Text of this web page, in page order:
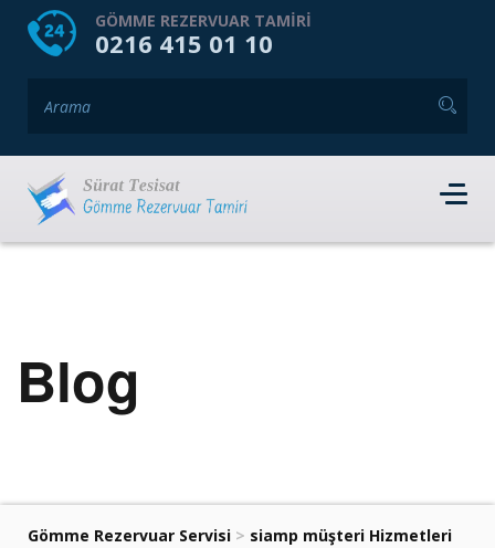
HOME HAKKIMIZDA
GÖMME REZERVUAR TAMIRI
0216 415 01 10
Blog
Gömme Rezervuar Servisi > siamp müşteri Hizmetleri